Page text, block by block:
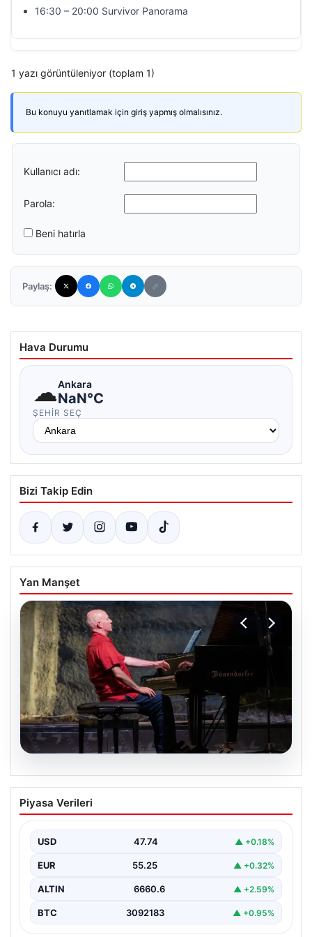
16:30 – 20:00 Survivor Panorama
1 yazı görüntüleniyor (toplam 1)
Bu konuyu yanıtlamak için giriş yapmış olmalısınız.
Kullanıcı adı:
Parola:
Beni hatırla
Paylaş:
Hava Durumu
☁Ankara
NaN°C
ŞEHIR SEÇ
Bizi Takip Edin
Yan Manşet
07.08.2026
23. Uluslararası Gümüşlük Müzik
Festivali’nde Charles Owen Rüzgarı
Müzik Festivali, sanatseverleri büyüleyen bir
atmosferde devam ediyor.…
Piyasa Verileri
USD 47.74 ▲ +0.18%
EUR 55.25 ▲ +0.32%
ALTIN 6660.6 ▲ +2.59%
BTC 3092183 ▲ +0.95%